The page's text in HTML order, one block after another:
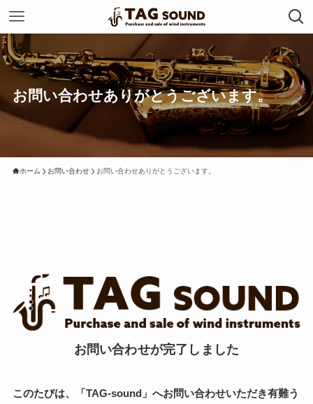
お問い合わせありがとうございます。
ホーム お問い合わせ お問い合わせありがとうございます。
お問い合わせが完了しました
このたびは、 「TAG-sound」 へお問い合わせいただき有難う